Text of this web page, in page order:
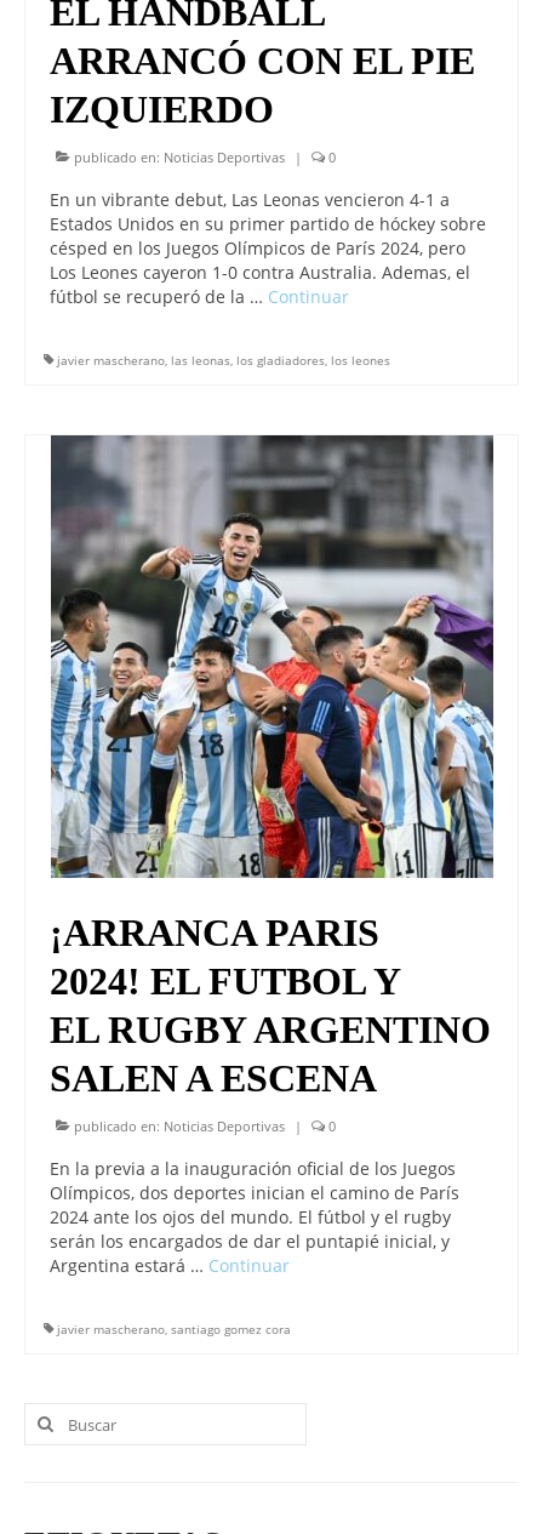
EL HANDBALL
ARRANCÓ CON EL PIE
IZQUIERDO
publicado en: Noticias Deportivas | 0
En un vibrante debut, Las Leonas vencieron 4-1 a
Estados Unidos en su primer partido de hóckey sobre
césped en los Juegos Olímpicos de París 2024, pero
Los Leones cayeron 1-0 contra Australia. Ademas, el
fútbol se recuperó de la … Continuar
javier mascherano, las leonas, los gladiadores, los leones
¡ARRANCA PARIS
2024! EL FUTBOL Y
EL RUGBY ARGENTINO
SALEN A ESCENA
publicado en: Noticias Deportivas | 0
En la previa a la inauguración oficial de los Juegos
Olímpicos, dos deportes inician el camino de París
2024 ante los ojos del mundo. El fútbol y el rugby
serán los encargados de dar el puntapié inicial, y
Argentina estará … Continuar
javier mascherano, santiago gomez cora
Buscar
por: